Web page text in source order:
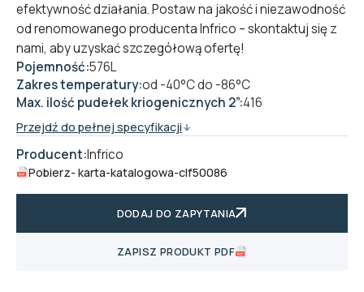
efektywność działania. Postaw na jakość i niezawodność
od renomowanego producenta Infrico – skontaktuj się z
nami, aby uzyskać szczegółową ofertę!
Pojemność:576L
Zakres temperatury:od -40°C do -86°C
Max. ilość pudełek kriogenicznych 2”:416
Przejdź do pełnej specyfikacji
Producent:Infrico
Pobierz- karta-katalogowa-clf50086
DODAJ DO ZAPYTANIA
ZAPISZ PRODUKT PDF